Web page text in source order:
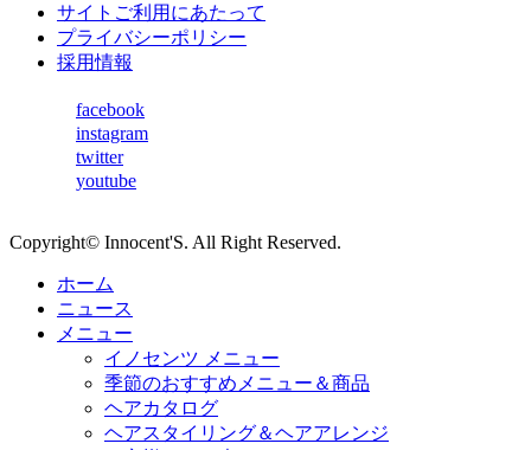
サイトご利用にあたって
プライバシーポリシー
採用情報
facebook
instagram
twitter
youtube
Copyright© Innocent'S. All Right Reserved.
ホーム
ニュース
メニュー
イノセンツ メニュー
季節のおすすめメニュー＆商品
ヘアカタログ
ヘアスタイリング＆ヘアアレンジ